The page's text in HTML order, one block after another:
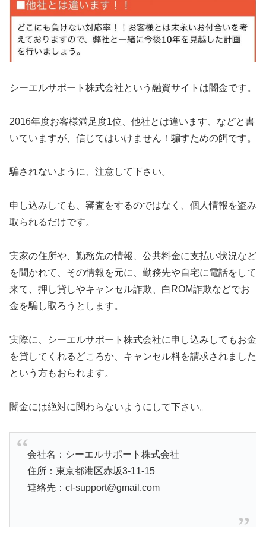
シーエルサポート株式会社という融資サイトは闇金です。
2016年度お客様満足度1位、他社とは違います、などと書
いていますが、信じてはいけません！騙すための餌です。
騙されないように、注意して下さい。
申し込みしても、審査をするのではなく、個人情報を盗み
取られるだけです。
実家の住所や、勤務先の情報、公共料金に支払い状況など
を聞かれて、その情報を元に、勤務先や自宅に電話をして
来て、押し貸しやキャンセル詐欺、白ROM詐欺などでお
金を騙し取ろうとします。
実際に、シーエルサポート株式会社に申し込みしてもお金
を貸してくれるどころか、キャンセル料を請求されました
という方もおられます。
闇金には絶対に関わらないようにして下さい。
会社名：シーエルサポート株式会社
住所：東京都港区赤坂3-11-15
連絡先：cl-support@gmail.com